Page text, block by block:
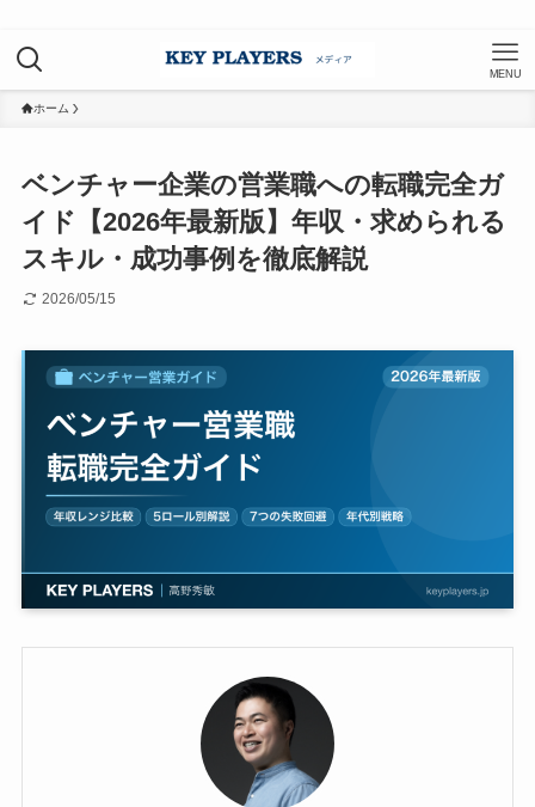
MENU
ホーム
ベンチャー企業の営業職への転職完全ガ
イド【2026年最新版】年収・求められる
スキル・成功事例を徹底解説
2026/05/15